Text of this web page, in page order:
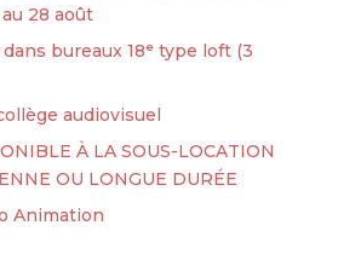
28 août
bureaux 18ᵉ type loft (3
audiovisuel
À LA SOUS-LOCATION
OU LONGUE DURÉE
Animation